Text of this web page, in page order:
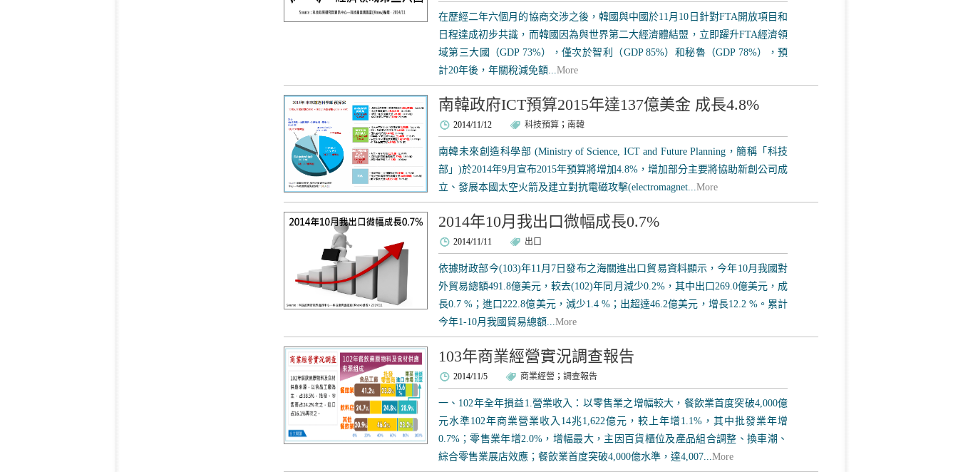
在歷經二年六個月的協商交涉之後，韓國與中國於11月10日針對FTA開放項目和
日程達成初步共識，而韓國因為與世界第二大經濟體結盟，立即躍升FTA經濟領
域第三大國（GDP 73%），僅次於智利（GDP 85%）和秘魯（GDP 78%），預
計20年後，年關稅減免額...More
南韓政府ICT預算2015年達137億美金 成長4.8%
2014/11/12 科技預算 ； 南韓
南韓未來創造科學部 (Ministry of Science, ICT and Future Planning，簡稱「科技
部」)於2014年9月宣布2015年預算將增加4.8%，增加部分主要將協助新創公司成
立、發展本國太空火箭及建立對抗電磁攻擊(electromagnet...More
2014年10月我出口微幅成長0.7%
2014/11/11 出口
依據財政部今(103)年11月7日發布之海關進出口貿易資料顯示，今年10月我國對
外貿易總額491.8億美元，較去(102)年同月減少0.2%，其中出口269.0億美元，成
長0.7 %；進口222.8億美元，減少1.4 %；出超達46.2億美元，增長12.2 %。累計
今年1-10月我國貿易總額...More
103年商業經營實況調查報告
2014/11/5 商業經營 ； 調查報告
一、102年全年損益1.營業收入：以零售業之增幅較大，餐飲業首度突破4,000億
元水準102年商業營業收入14兆1,622億元，較上年增1.1%，其中批發業年增
0.7%；零售業年增2.0%，增幅最大，主因百貨櫃位及產品組合調整、換車潮、
綜合零售業展店效應；餐飲業首度突破4,000億水準，達4,007...More